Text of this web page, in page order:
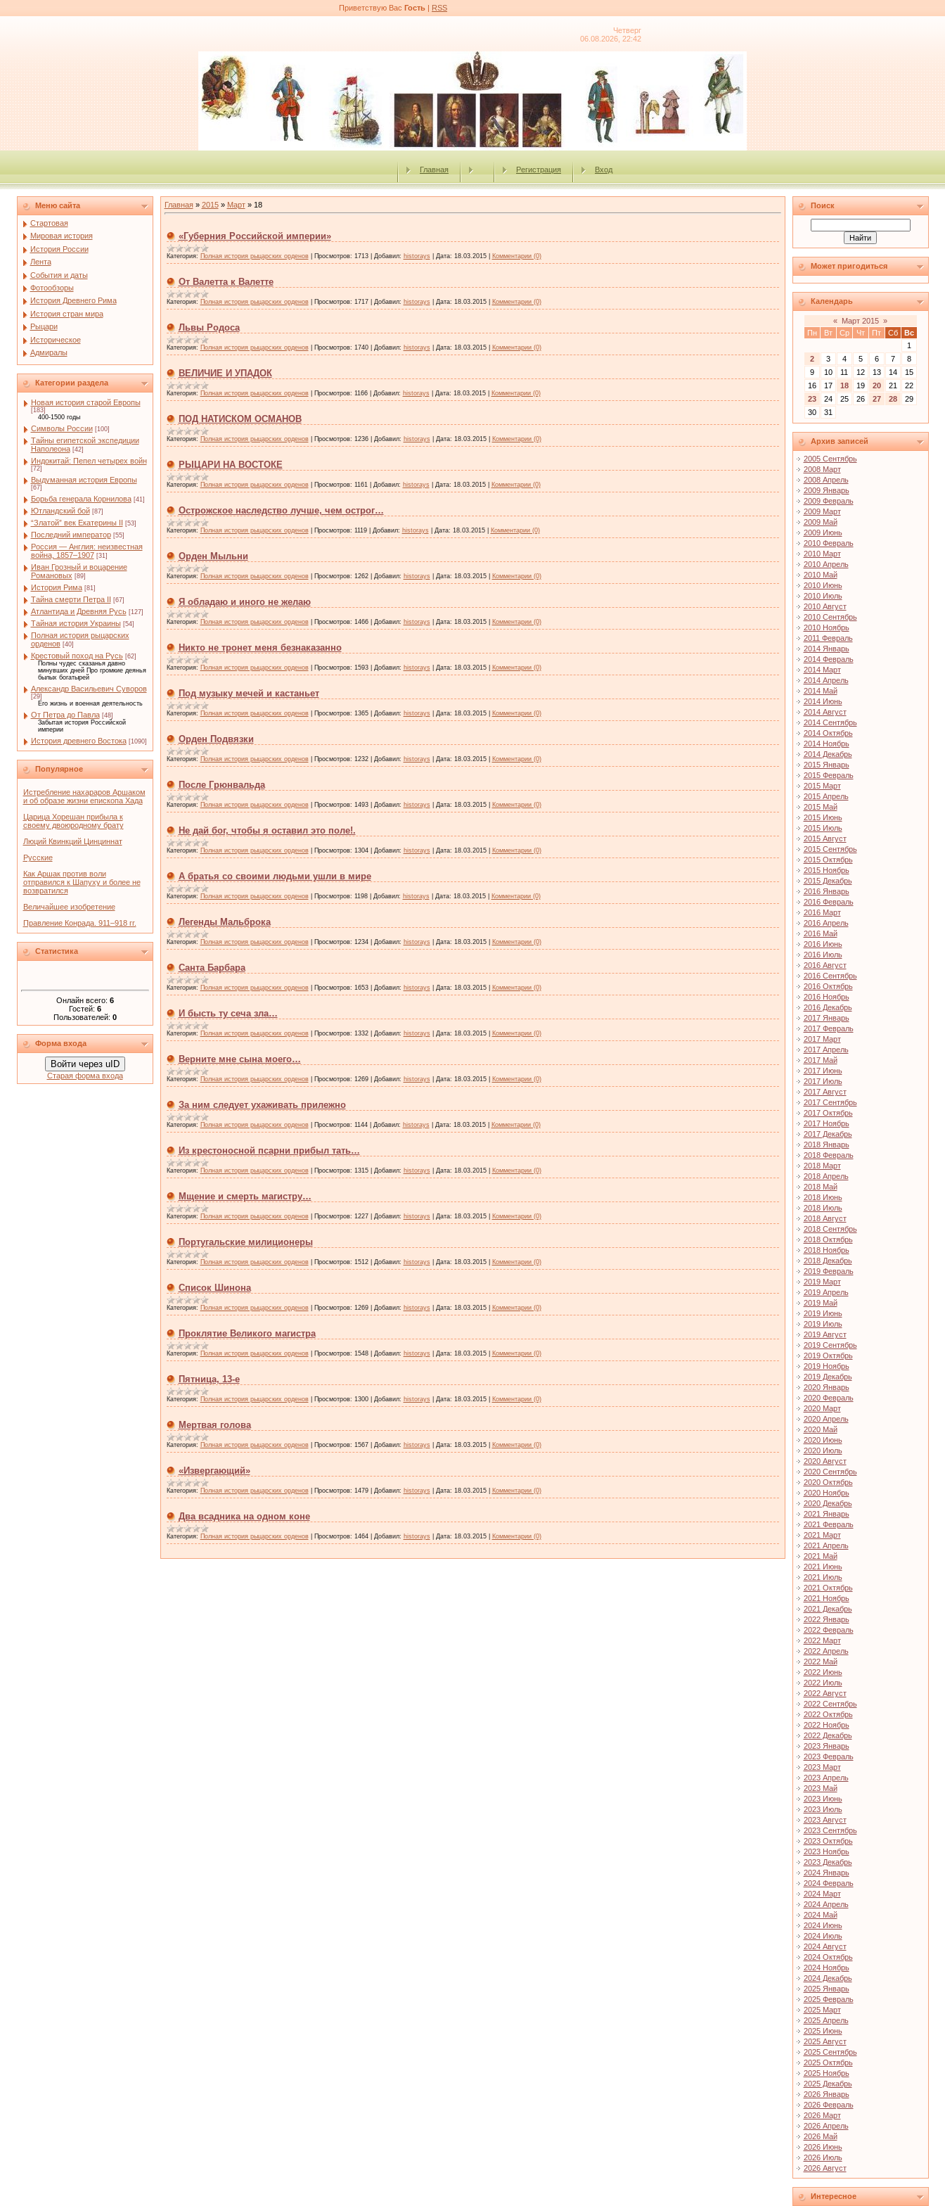
Приветствую Вас Гость | RSS
Четверг
06.08.2026, 22:42
Главная Регистрация Вход
Меню сайта
Стартовая
Мировая история
История России
Лента
События и даты
Фотообзоры
История Древнего Рима
История стран мира
Рыцари
Историческое
Адмиралы
Категории раздела
Новая история старой Европы
[183]
400-1500 годы
Символы России [100]
Тайны египетской экспедиции
Наполеона [42]
Индокитай: Пепел четырех войн
[72]
Выдуманная история Европы
[67]
Борьба генерала Корнилова [41]
Ютландский бой [87]
“Златой” век Екатерины II [53]
Последний император [55]
Россия — Англия: неизвестная
война, 1857–1907 [31]
Иван Грозный и воцарение
Романовых [89]
История Рима [81]
Тайна смерти Петра II [67]
Атлантида и Древняя Русь [127]
Тайная история Украины [54]
Полная история рыцарских
орденов [40]
Крестовый поход на Русь [62]
Полны чудес сказанья давно
минувших дней Про громкие деянья
былых богатырей
Александр Васильевич Суворов
[29]
Его жизнь и военная деятельность
От Петра до Павла [48]
Забытая история Российской
империи
История древнего Востока [1090]
Популярное
Истребление нахараров Аршаком
и об образе жизни епископа Хада
Царица Хорешан прибыла к
своему двоюродному брату
Люций Квинкций Цинциннат
Русские
Как Аршак против воли
отправился к Шапуху и более не
возвратился
Величайшее изобретение
Правление Конрада. 911–918 гг.
Статистика
Онлайн всего: 6
Гостей: 6
Пользователей: 0
Форма входа
Войти через uID
Старая форма входа
Главная» 2015 » Март » 18
«Губерния Российской империи»
Категория: Полная история рыцарских орденов Просмотров: 1713 Добавил: historays Дата: 18.03.2015 Комментарии (0)
От Валетта к Валетте
Категория: Полная история рыцарских орденов Просмотров: 1717 Добавил: historays Дата: 18.03.2015 Комментарии (0)
Львы Родоса
Категория: Полная история рыцарских орденов Просмотров: 1740 Добавил: historays Дата: 18.03.2015 Комментарии (0)
ВЕЛИЧИЕ И УПАДОК
Категория: Полная история рыцарских орденов Просмотров: 1166 Добавил: historays Дата: 18.03.2015 Комментарии (0)
ПОД НАТИСКОМ ОСМАНОВ
Категория: Полная история рыцарских орденов Просмотров: 1236 Добавил: historays Дата: 18.03.2015 Комментарии (0)
РЫЦАРИ НА ВОСТОКЕ
Категория: Полная история рыцарских орденов Просмотров: 1161 Добавил: historays Дата: 18.03.2015 Комментарии (0)
Острожское наследство лучше, чем острог…
Категория: Полная история рыцарских орденов Просмотров: 1119 Добавил: historays Дата: 18.03.2015 Комментарии (0)
Орден Мыльни
Категория: Полная история рыцарских орденов Просмотров: 1262 Добавил: historays Дата: 18.03.2015 Комментарии (0)
Я обладаю и иного не желаю
Категория: Полная история рыцарских орденов Просмотров: 1466 Добавил: historays Дата: 18.03.2015 Комментарии (0)
Никто не тронет меня безнаказанно
Категория: Полная история рыцарских орденов Просмотров: 1593 Добавил: historays Дата: 18.03.2015 Комментарии (0)
Под музыку мечей и кастаньет
Категория: Полная история рыцарских орденов Просмотров: 1365 Добавил: historays Дата: 18.03.2015 Комментарии (0)
Орден Подвязки
Категория: Полная история рыцарских орденов Просмотров: 1232 Добавил: historays Дата: 18.03.2015 Комментарии (0)
После Грюнвальда
Категория: Полная история рыцарских орденов Просмотров: 1493 Добавил: historays Дата: 18.03.2015 Комментарии (0)
Не дай бог, чтобы я оставил это поле!.
Категория: Полная история рыцарских орденов Просмотров: 1304 Добавил: historays Дата: 18.03.2015 Комментарии (0)
А братья со своими людьми ушли в мире
Категория: Полная история рыцарских орденов Просмотров: 1198 Добавил: historays Дата: 18.03.2015 Комментарии (0)
Легенды Мальброка
Категория: Полная история рыцарских орденов Просмотров: 1234 Добавил: historays Дата: 18.03.2015 Комментарии (0)
Санта Барбара
Категория: Полная история рыцарских орденов Просмотров: 1653 Добавил: historays Дата: 18.03.2015 Комментарии (0)
И бысть ту сеча зла…
Категория: Полная история рыцарских орденов Просмотров: 1332 Добавил: historays Дата: 18.03.2015 Комментарии (0)
Верните мне сына моего…
Категория: Полная история рыцарских орденов Просмотров: 1269 Добавил: historays Дата: 18.03.2015 Комментарии (0)
За ним следует ухаживать прилежно
Категория: Полная история рыцарских орденов Просмотров: 1144 Добавил: historays Дата: 18.03.2015 Комментарии (0)
Из крестоносной псарни прибыл тать…
Категория: Полная история рыцарских орденов Просмотров: 1315 Добавил: historays Дата: 18.03.2015 Комментарии (0)
Мщение и смерть магистру…
Категория: Полная история рыцарских орденов Просмотров: 1227 Добавил: historays Дата: 18.03.2015 Комментарии (0)
Португальские милиционеры
Категория: Полная история рыцарских орденов Просмотров: 1512 Добавил: historays Дата: 18.03.2015 Комментарии (0)
Список Шинона
Категория: Полная история рыцарских орденов Просмотров: 1269 Добавил: historays Дата: 18.03.2015 Комментарии (0)
Проклятие Великого магистра
Категория: Полная история рыцарских орденов Просмотров: 1548 Добавил: historays Дата: 18.03.2015 Комментарии (0)
Пятница, 13-е
Категория: Полная история рыцарских орденов Просмотров: 1300 Добавил: historays Дата: 18.03.2015 Комментарии (0)
Мертвая голова
Категория: Полная история рыцарских орденов Просмотров: 1567 Добавил: historays Дата: 18.03.2015 Комментарии (0)
«Извергающий»
Категория: Полная история рыцарских орденов Просмотров: 1479 Добавил: historays Дата: 18.03.2015 Комментарии (0)
Два всадника на одном коне
Категория: Полная история рыцарских орденов Просмотров: 1464 Добавил: historays Дата: 18.03.2015 Комментарии (0)
Поиск
Может пригодиться
Календарь
« Март 2015 »
Пн
Вт Ср Чт Пт Сб
Вс
1
2
3 4 5 6 7
8
9
10 11 12 13 14
15
16
17 18 19 20 21
22
23
24 25 26 27 28
29
30
31
Архив записей
2005 Сентябрь
2008 Март
2008 Апрель
2009 Январь
2009 Февраль
2009 Март
2009 Май
2009 Июнь
2010 Февраль
2010 Март
2010 Апрель
2010 Май
2010 Июнь
2010 Июль
2010 Август
2010 Сентябрь
2010 Ноябрь
2011 Февраль
2014 Январь
2014 Февраль
2014 Март
2014 Апрель
2014 Май
2014 Июнь
2014 Август
2014 Сентябрь
2014 Октябрь
2014 Ноябрь
2014 Декабрь
2015 Январь
2015 Февраль
2015 Март
2015 Апрель
2015 Май
2015 Июнь
2015 Июль
2015 Август
2015 Сентябрь
2015 Октябрь
2015 Ноябрь
2015 Декабрь
2016 Январь
2016 Февраль
2016 Март
2016 Апрель
2016 Май
2016 Июнь
2016 Июль
2016 Август
2016 Сентябрь
2016 Октябрь
2016 Ноябрь
2016 Декабрь
2017 Январь
2017 Февраль
2017 Март
2017 Апрель
2017 Май
2017 Июнь
2017 Июль
2017 Август
2017 Сентябрь
2017 Октябрь
2017 Ноябрь
2017 Декабрь
2018 Январь
2018 Февраль
2018 Март
2018 Апрель
2018 Май
2018 Июнь
2018 Июль
2018 Август
2018 Сентябрь
2018 Октябрь
2018 Ноябрь
2018 Декабрь
2019 Февраль
2019 Март
2019 Апрель
2019 Май
2019 Июнь
2019 Июль
2019 Август
2019 Сентябрь
2019 Октябрь
2019 Ноябрь
2019 Декабрь
2020 Январь
2020 Февраль
2020 Март
2020 Апрель
2020 Май
2020 Июнь
2020 Июль
2020 Август
2020 Сентябрь
2020 Октябрь
2020 Ноябрь
2020 Декабрь
2021 Январь
2021 Февраль
2021 Март
2021 Апрель
2021 Май
2021 Июнь
2021 Июль
2021 Октябрь
2021 Ноябрь
2021 Декабрь
2022 Январь
2022 Февраль
2022 Март
2022 Апрель
2022 Май
2022 Июнь
2022 Июль
2022 Август
2022 Сентябрь
2022 Октябрь
2022 Ноябрь
2022 Декабрь
2023 Январь
2023 Февраль
2023 Март
2023 Апрель
2023 Май
2023 Июнь
2023 Июль
2023 Август
2023 Сентябрь
2023 Октябрь
2023 Ноябрь
2023 Декабрь
2024 Январь
2024 Февраль
2024 Март
2024 Апрель
2024 Май
2024 Июнь
2024 Июль
2024 Август
2024 Октябрь
2024 Ноябрь
2024 Декабрь
2025 Январь
2025 Февраль
2025 Март
2025 Апрель
2025 Июнь
2025 Август
2025 Сентябрь
2025 Октябрь
2025 Ноябрь
2025 Декабрь
2026 Январь
2026 Февраль
2026 Март
2026 Апрель
2026 Май
2026 Июнь
2026 Июль
2026 Август
Интересное